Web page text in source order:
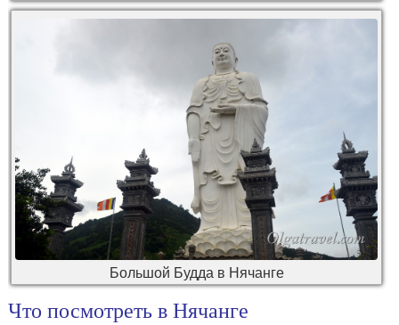
Большой Будда в Нячанге
Что посмотреть в Нячанге